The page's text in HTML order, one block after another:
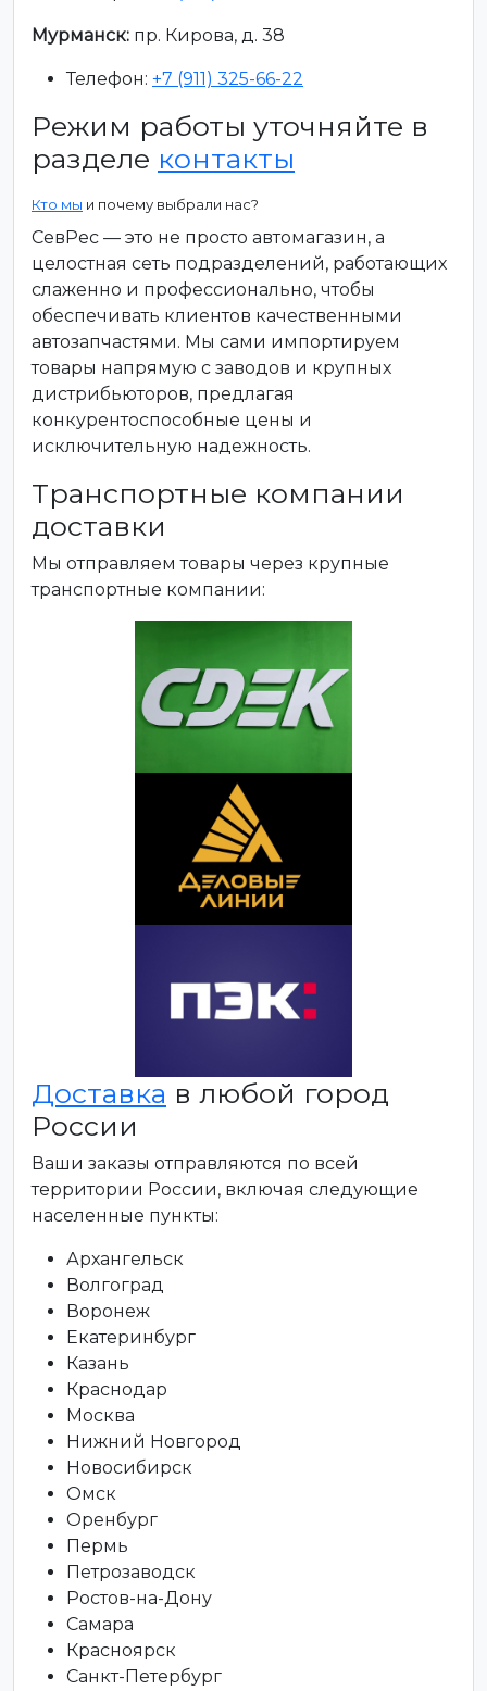
Мурманск: пр. Кирова, д. 38
Телефон: +7 (911) 325-66-22
Режим работы уточняйте в
разделе контакты
Кто мы и почему выбрали нас?
СевРес — это не просто автомагазин, а
целостная сеть подразделений, работающих
слаженно и профессионально, чтобы
обеспечивать клиентов качественными
автозапчастями. Мы сами импортируем
товары напрямую с заводов и крупных
дистрибьюторов, предлагая
конкурентоспособные цены и
исключительную надежность.
Транспортные компании
доставки
Мы отправляем товары через крупные
транспортные компании:
Доставка в любой город
России
Ваши заказы отправляются по всей
территории России, включая следующие
населенные пункты:
Архангельск
Волгоград
Воронеж
Екатеринбург
Казань
Краснодар
Москва
Нижний Новгород
Новосибирск
Омск
Оренбург
Пермь
Петрозаводск
Ростов-на-Дону
Самара
Красноярск
Санкт-Петербург